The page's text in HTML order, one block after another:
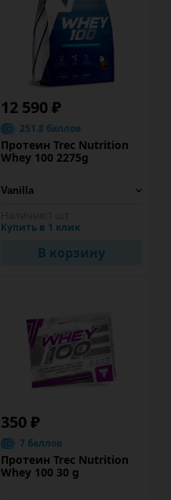
12 590 ₽
251.8 баллов
Протеин Trec Nutrition
Whey 100 2275g
Купить в 1 клик
В корзину
350 ₽
7 баллов
Протеин Trec Nutrition
Whey 100 30 g